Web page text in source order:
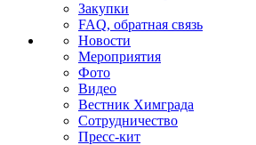
Закупки
FAQ, обратная связь
Новости
Мероприятия
Фото
Видео
Вестник Химграда
Сотрудничество
Пресс-кит